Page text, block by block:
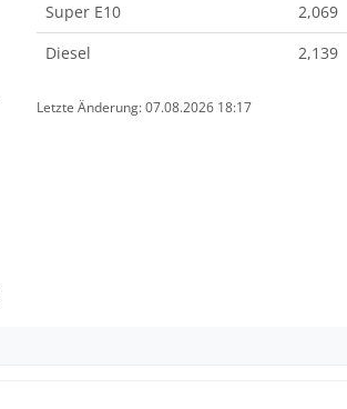
Super E10
2,069
Diesel
2,139
Letzte Änderung: 07.08.2026 18:17